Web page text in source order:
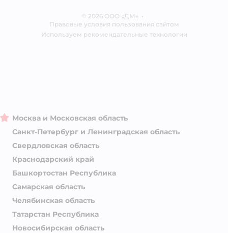
Блог
© 2026 ООО «ДМ» •
Правовые условия пользования сайтом
Используем рекомендательные технологии
Москва и Московская область
Санкт-Петербург и Ленинградская область
Свердловская область
Краснодарский край
Башкортостан Республика
Самарская область
Челябинская область
Татарстан Республика
Новосибирская область